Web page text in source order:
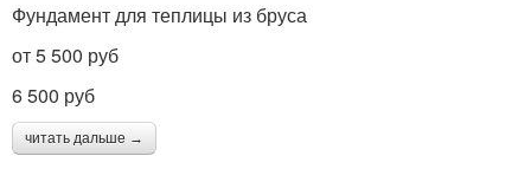
Фундамент для теплицы из бруса
от 5 500 руб
6 500 руб
читать дальше →